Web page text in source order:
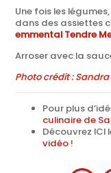
Une fois les
dans des assiettes
emmental Tendre
Arroser avec la
Photo crédit : Sandra
Pour plus
culinaire de
Découvrez ICI
vidéo !